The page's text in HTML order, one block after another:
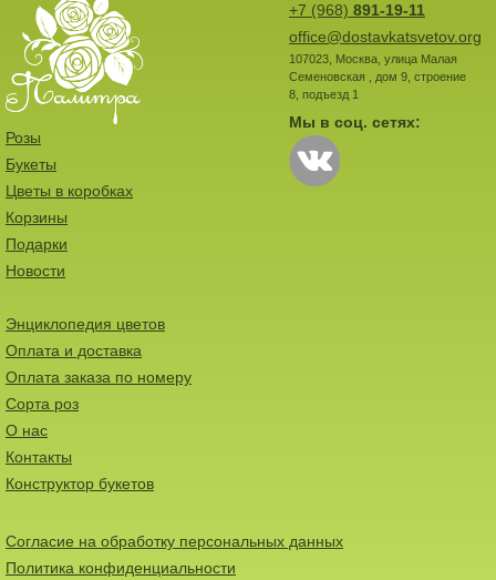
+7 (968) 891-19-11
office@dostavkatsvetov.org
107023, Москва, улица Малая
Семеновская , дом 9, строение
8, подъезд 1
Мы в соц. сетях:
Розы
Букеты
Цветы в коробках
Корзины
Подарки
Новости
Энциклопедия цветов
Оплата и доставка
Оплата заказа по номеру
Сорта роз
О нас
Контакты
Конструктор букетов
Согласие на обработку персональных данных
Политика конфиденциальности